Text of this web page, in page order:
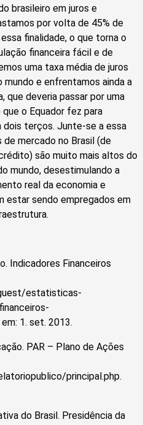
brasileiro em juros e
por volta de 45% de
finalidade, o que torna o
financeira fácil e de
uma taxa média de juros
mundo e enfrentamos ainda a
que deveria passar por uma
o Equador fez para
dois terços. Junte-se a essa
mercado no Brasil (de
são muito mais altos do
mundo, desestimulando a
real da economia e
estar sendo empregados em
Indicadores Financeiros
estatisticas-
1. set. 2013.
PAR – Plano de Ações
principal.php.
do Brasil. Presidência da